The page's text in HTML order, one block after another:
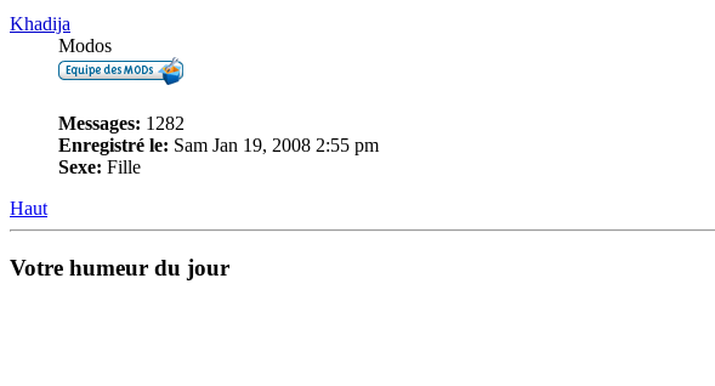
Khadija
Modos
Messages: 1282
Enregistré le: Sam Jan 19, 2008 2:55 pm
Sexe: Fille
Haut
Votre humeur du jour